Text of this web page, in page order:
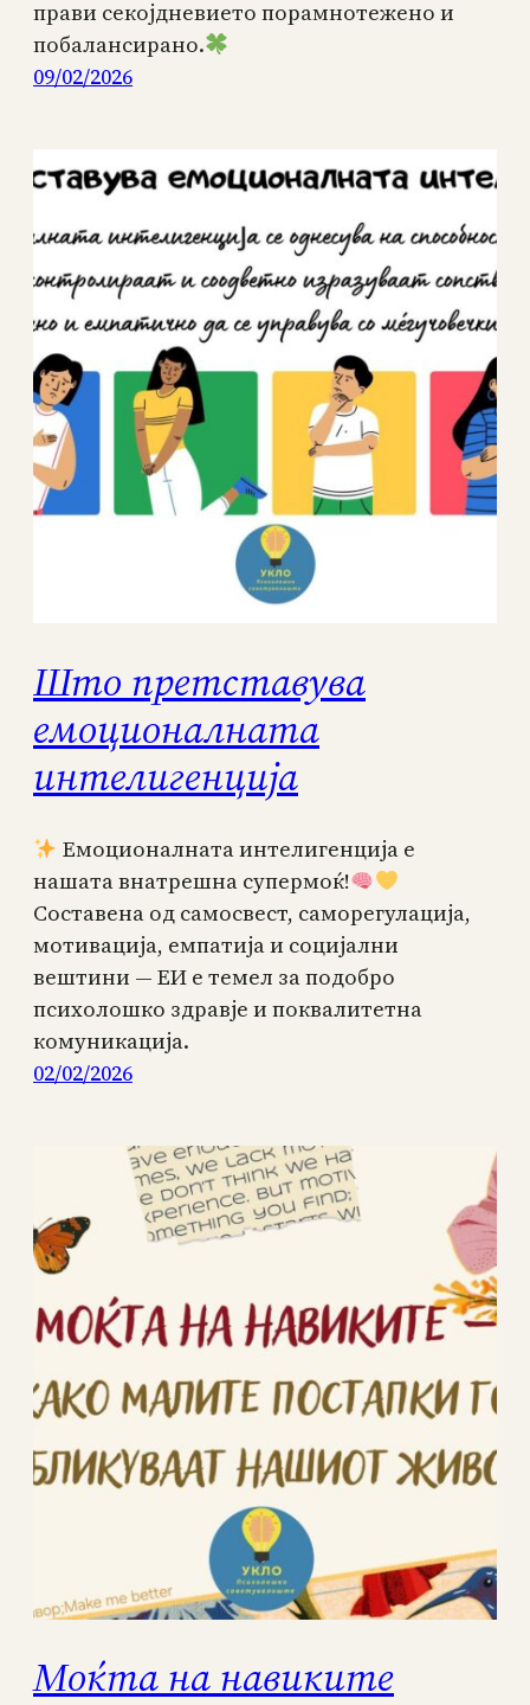
прави секојдневието порамнотежено и
побалансирано.
09/02/2026
Што претставува
емоционалната
интелигенција
Емоционалната интелигенција е
нашата внатрешна супермоќ!
Составена од самосвест, саморегулација,
мотивација, емпатија и социјални
вештини — ЕИ е темел за подобро
психолошко здравје и поквалитетна
комуникација.
02/02/2026
Моќта на навиките